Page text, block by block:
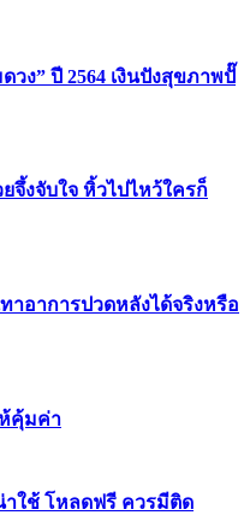
วง” ปี 2564 เงินปังสุขภาพปั๊
จึ้งจับใจ หิ้วไปไหว้ใครก็
าอาการปวดหลังได้จริงหรือ
ห้คุ้มค่า
าใช้ โหลดฟรี ควรมีติด